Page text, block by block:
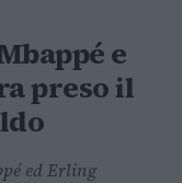
e
preso il
ed Erling